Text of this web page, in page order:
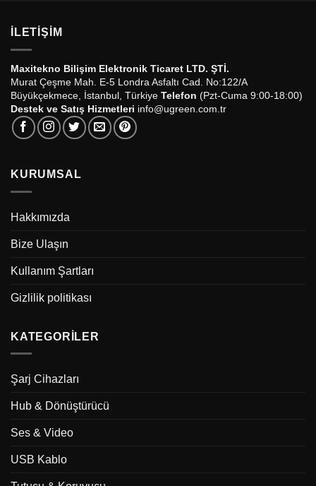
İLETIŞIM
Maxitekno Bilişim Elektronik Ticaret LTD. ŞTİ.
Murat Çeşme Mah. E-5 Londra Asfaltı Cad. No:122/A
Büyükçekmece, İstanbul, Türkiye Telefon (Pzt-Cuma 9:00-18:00)
Destek ve Satış Hizmetleri info@ugreen.com.tr
KURUMSAL
Hakkımızda
Bize Ulaşın
Kullanım Şartları
Gizlilik politikası
KATEGORILER
Şarj Cihazları
Hub & Dönüştürücü
Ses & Video
USB Kablo